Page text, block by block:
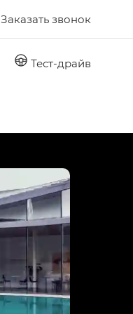
Заказать звонок
Тест-драйв